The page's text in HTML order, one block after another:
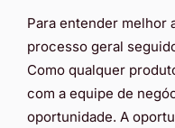
Para entender melhor
processo geral
Como qualquer
com a equipe de
oportunidade. A